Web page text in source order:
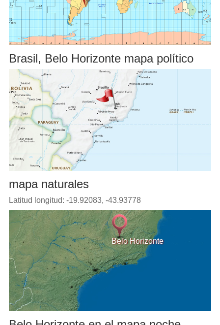
Brasil, Belo Horizonte mapa político
mapa naturales
Latitud longitud: -19.92083, -43.93778
Belo Horizonte